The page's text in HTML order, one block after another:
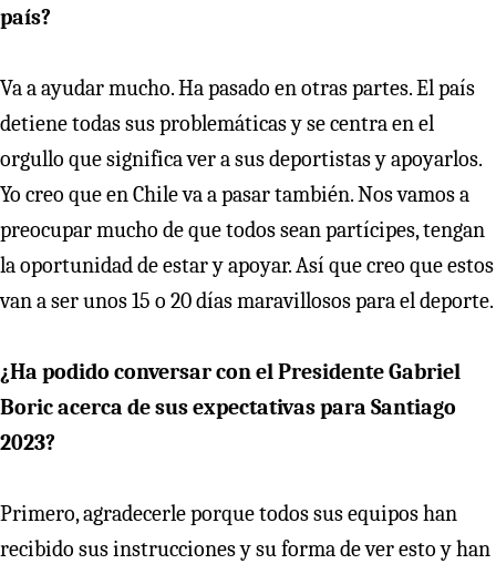
país?
Va a ayudar mucho. Ha pasado en otras partes. El país
detiene todas sus problemáticas y se centra en el
orgullo que significa ver a sus deportistas y apoyarlos.
Yo creo que en Chile va a pasar también. Nos vamos a
preocupar mucho de que todos sean partícipes, tengan
la oportunidad de estar y apoyar. Así que creo que estos
van a ser unos 15 o 20 días maravillosos para el deporte.
¿Ha podido conversar con el Presidente Gabriel
Boric acerca de sus expectativas para Santiago
2023?
Primero, agradecerle porque todos sus equipos han
recibido sus instrucciones y su forma de ver esto y han